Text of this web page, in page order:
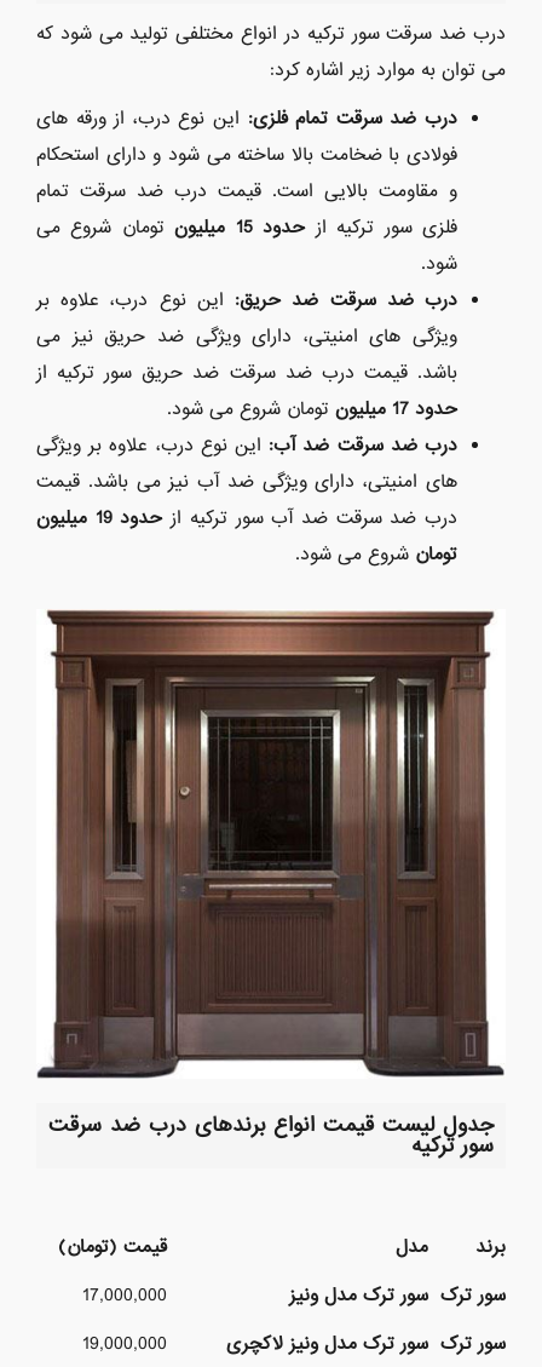
درب ضد سرقت سور ترکیه در انواع مختلفی تولید می شود که
می توان به موارد زیر اشاره کرد:
درب ضد سرقت تمام فلزی: این نوع درب، از ورقه های
فولادی با ضخامت بالا ساخته می شود و دارای استحکام
و مقاومت بالایی است. قیمت درب ضد سرقت تمام
فلزی سور ترکیه ازحدود 15 میلیون
تومان شروع می
شود.
درب ضد سرقت ضد حریق: این نوع درب، علاوه بر
ویژگی های امنیتی، دارای ویژگی ضد حریق نیز می
باشد. قیمت درب ضد سرقت ضد حریق سور ترکیه از
حدود 17 میلیون
تومان شروع می شود.
درب ضد سرقت ضد آب: این نوع درب، علاوه بر ویژگی
های امنیتی، دارای ویژگی ضد آب نیز می باشد. قیمت
درب ضد سرقت ضد آب سور ترکیه از
حدود 19 میلیون
تومان شروع می شود.
جدول لیست قیمت انواع برندهای درب ضد سرقت
سور ترکیه
برند مدل
قیمت (تومان)
سور ترک سور ترک مدل ونیز
17,000,000
سور ترک سور ترک مدل ونیز لاکچری 19,000,000